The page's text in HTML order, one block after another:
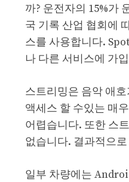
까? 운전자의 15%가
국 기록 산업 협회에
스를 사용합니다.
나 다른 서비스에 가
스트리밍은 음악 애
액세스 할 수있는 매
어렵습니다. 또한 스
없습니다. 결과적으
일부 차량에는